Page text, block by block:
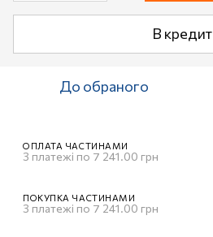
В кредит
До обраного
ОПЛАТА ЧАСТИНАМИ
3 платежі по 7 241.00 грн
ПОКУПКА ЧАСТИНАМИ
3 платежі по 7 241.00 грн